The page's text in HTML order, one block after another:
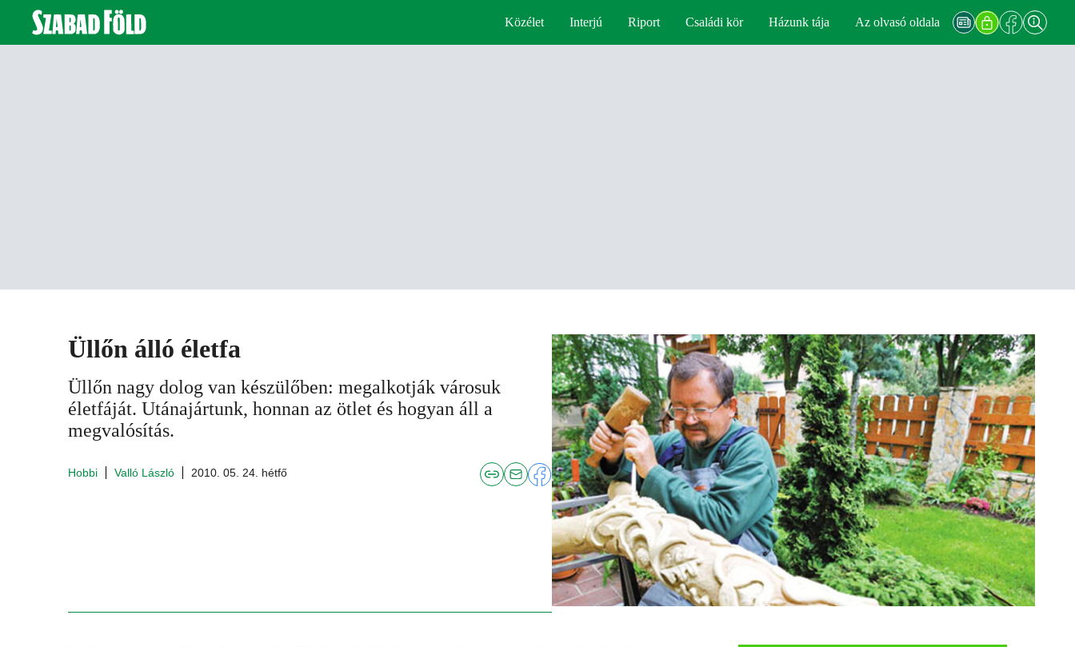
Közélet Interjú Riport Családi kör Házunk tája Az olvasó oldala
Üllőn álló életfa
Üllőn nagy dolog van készülőben: megalkotják városuk
életfáját. Utánajártunk, honnan az ötlet és hogyan áll a
megvalósítás.
Hobbi Valló László 2010. 05. 24. hétfő